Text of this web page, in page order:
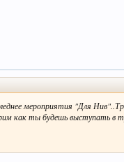
мероприятия "Для
как ты будешь выступать в